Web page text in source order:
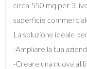
circa 550 mq per 3
superficie
La soluzione ideale
-Ampliare la tua
-Creare una nuova
Qualsiasi
1
2